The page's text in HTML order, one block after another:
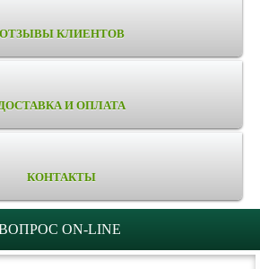
ОТЗЫВЫ КЛИЕНТОВ
И ОПЛАТА
КОНТАКТЫ
ON-LINE